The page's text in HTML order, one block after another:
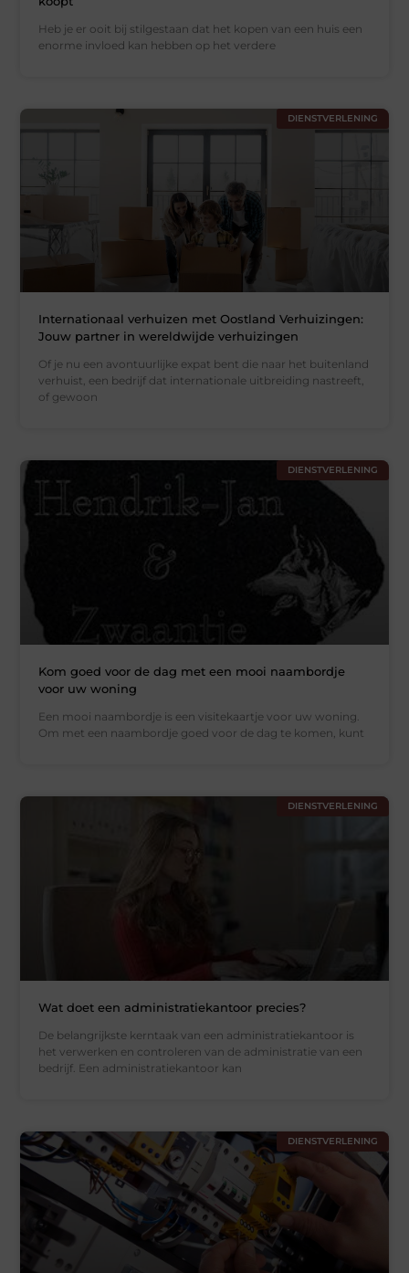
Heb je er ooit bij stilgestaan dat het kopen van een huis een
enorme invloed kan hebben op het verdere
DIENSTVERLENING
Internationaal verhuizen met Oostland Verhuizingen:
Jouw partner in wereldwijde verhuizingen
Of je nu een avontuurlijke expat bent die naar het buitenland
verhuist, een bedrijf dat internationale uitbreiding nastreeft,
of gewoon
DIENSTVERLENING
Kom goed voor de dag met een mooi naambordje
voor uw woning
Een mooi naambordje is een visitekaartje voor uw woning.
Om met een naambordje goed voor de dag te komen, kunt
DIENSTVERLENING
Wat doet een administratiekantoor precies?
De belangrijkste kerntaak van een administratiekantoor is
het verwerken en controleren van de administratie van een
bedrijf. Een administratiekantoor kan
DIENSTVERLENING